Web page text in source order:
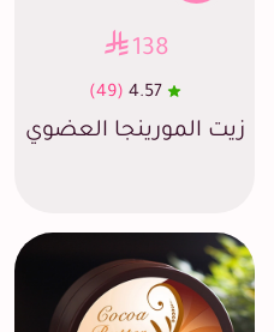
138
4.57
(49)
زيت المورينجا العضوي